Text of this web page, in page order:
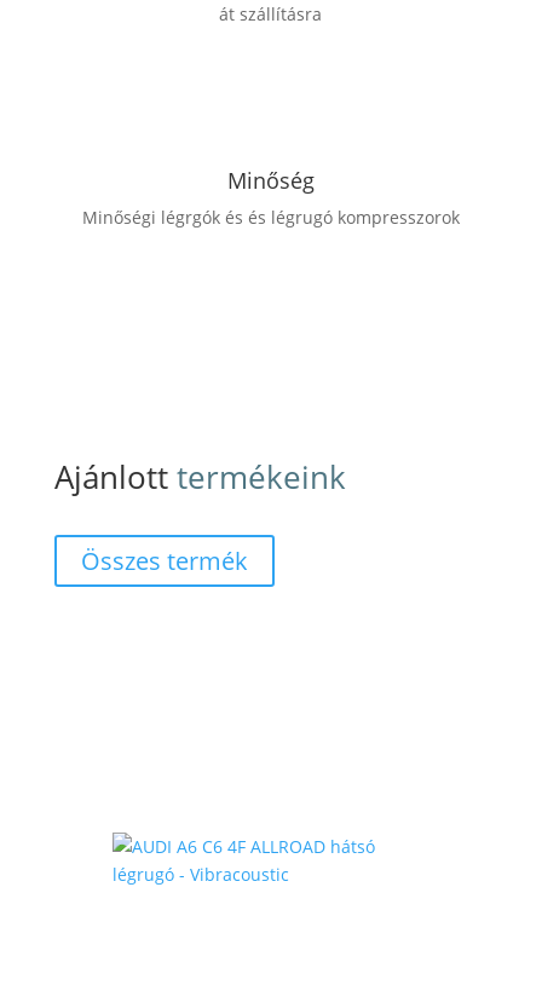
át szállításra
Minőség
Minőségi légrgók és és légrugó kompresszorok
Ajánlotttermékeink
Összes termék